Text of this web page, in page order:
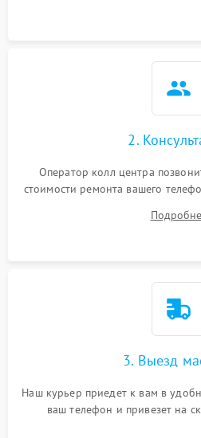
2.
Оператор колл центра
стоимости ремонта вашего
3. Выезд
Наш курьер приедет к вам в
ваш телефон и привезет на